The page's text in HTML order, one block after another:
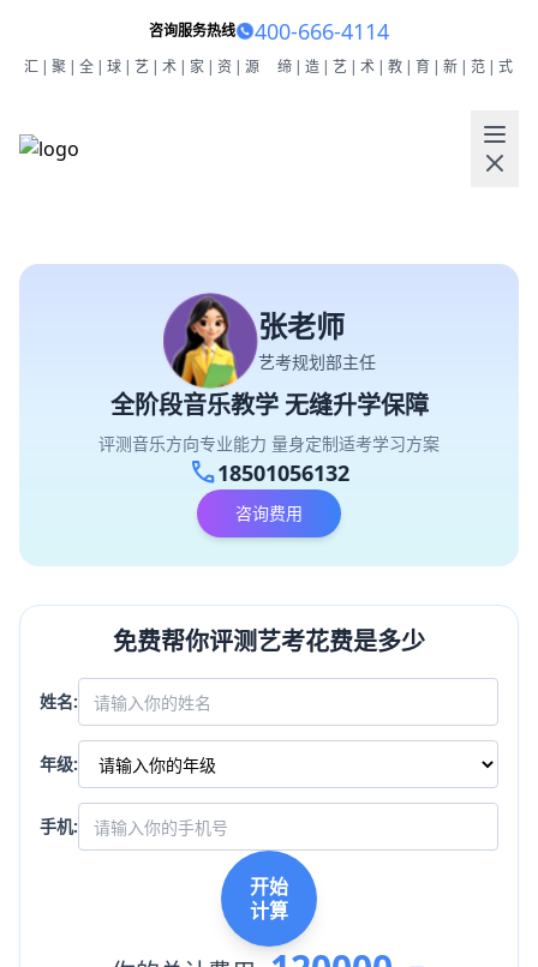
咨询服务热线 400-666-4114
汇|聚|全|球|艺|术|家|资|源 缔|造|艺|术|教|育|新|范|式
张老师
艺考规划部主任
全阶段音乐教学 无缝升学保障
评测音乐方向专业能力 量身定制适考学习方案
call18501056132
咨询费用
免费帮你评测艺考花费是多少
姓名:
年级:
手机:
开始
计算